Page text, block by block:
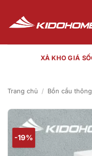
nội
dung
XẢ KHO GIÁ
Trang chủ / Bồn cầu
-19%